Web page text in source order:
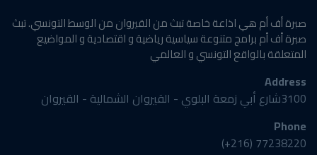
صبرة أف أم هي اذاعة خاصة تبث من القيروان من الوسط التونسي. تبث
صبرة أف أم برامج متنوعة سياسية رياضية و اقتصادية و المواضيع
المتعلقة بالواقع التونسي و العالمي
Address
3100شارع أبي زمعة البلوي - القيروان الشمالية - القيروان
Phone
77238220 (216+)